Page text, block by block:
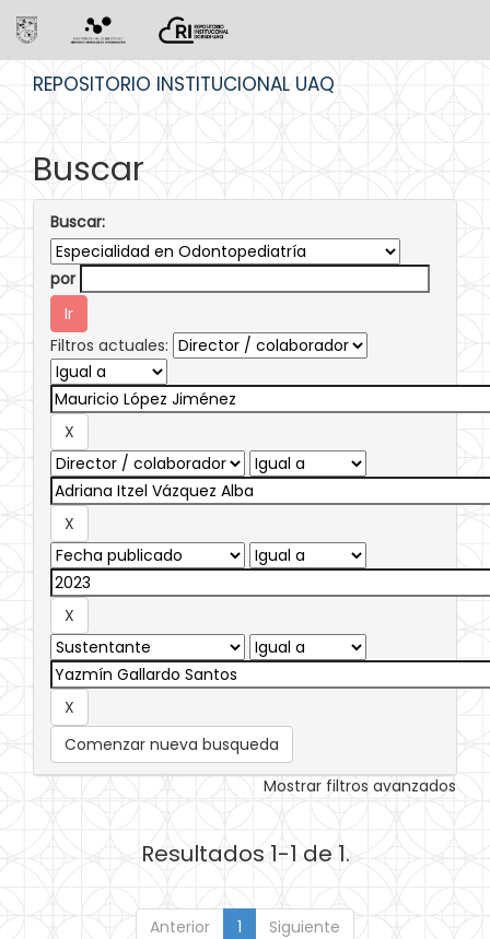
REPOSITORIO INSTITUCIONAL UAQ
Buscar
Buscar:
por
Filtros actuales:
Comenzar nueva busqueda
Mostrar filtros avanzados
Resultados 1-1 de 1.
Anterior 1 Siguiente